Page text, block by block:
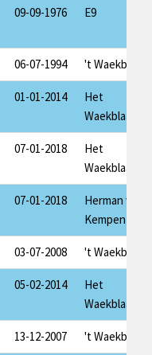
09-09-1976 E9
06-07-1994 't Waekblaad
01-01-2014
Het
Waekblaad
07-01-2018
Het
Waekblaad
07-01-2018
Herman van
Kempen
03-07-2008 't Waekblaad
05-02-2014
Het
Waekblaad
13-12-2007 't Waekblaad